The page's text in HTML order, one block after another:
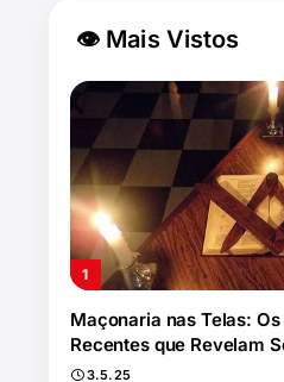
👁 Mais Vistos
Maçonaria nas Telas:
Recentes que Revelam
3.5.25